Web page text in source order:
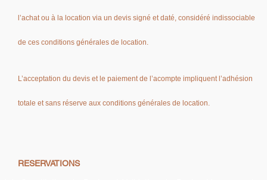
l’achat ou à la location via un devis signé et daté, considéré indissociable
de ces conditions générales de location.
L’acceptation du devis et le paiement de l’acompte impliquent l’adhésion
totale et sans réserve aux conditions générales de location.
RESERVATIONS